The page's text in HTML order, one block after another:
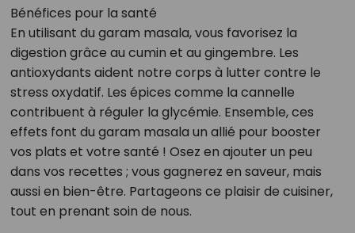
Bénéfices pour la santé
En utilisant du garam masala, vous favorisez la
digestion grâce au cumin et au gingembre. Les
antioxydants aident notre corps à lutter contre le
stress oxydatif. Les épices comme la cannelle
contribuent à réguler la glycémie. Ensemble, ces
effets font du garam masala un allié pour booster
vos plats et votre santé ! Osez en ajouter un peu
dans vos recettes ; vous gagnerez en saveur, mais
aussi en bien-être. Partageons ce plaisir de cuisiner,
tout en prenant soin de nous.